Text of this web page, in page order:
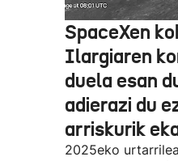
SpaceXen
Ilargiaren
duela esan
adierazi du
arriskurik
2025eko